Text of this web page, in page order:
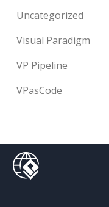
Uncategorized
Visual Paradigm
VP Pipeline
VPasCode